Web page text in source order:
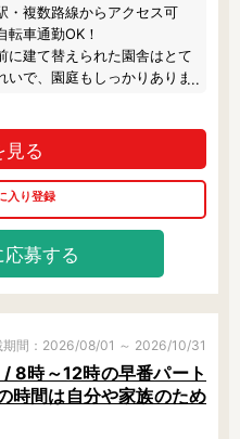
・複数路線からアクセス可
転車通勤OK！
に建て替えられた園舎はとて
いで、園庭もしっかりありま
お買い物にも◎
見る
募する
期間：2026/08/01 ～ 2026/10/31
8時～12時の早番パート
時間は自分や家族のため